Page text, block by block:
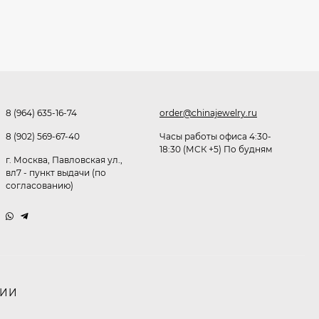
255₽
8 (964) 635-16-74
8 (902) 569-67-40
г. Москва, Павловская ул.,
вл7 - пункт выдачи (по
согласованию)
order@chinajewelry.ru
Часы работы офиса 4:30-
18:30 (МСК +5) По будням